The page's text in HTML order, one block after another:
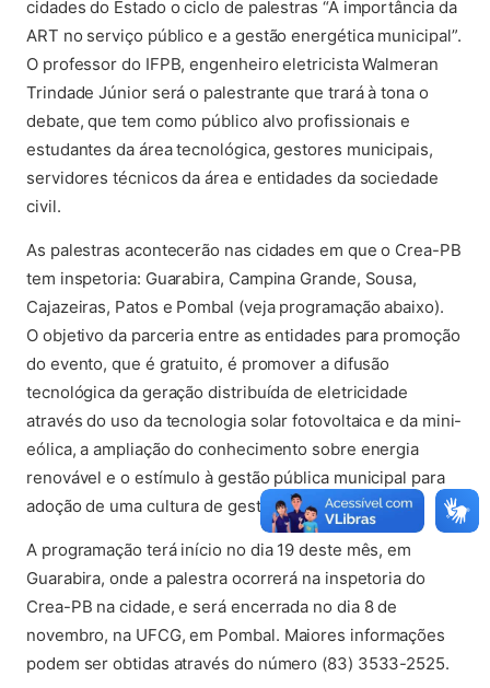
cidades do Estado o ciclo de palestras “A importância da
ART no serviço público e a gestão energética municipal”.
O professor do IFPB, engenheiro eletricista Walmeran
Trindade Júnior será o palestrante que trará à tona o
debate, que tem como público alvo profissionais e
estudantes da área tecnológica, gestores municipais,
servidores técnicos da área e entidades da sociedade
civil.
As palestras acontecerão nas cidades em que o Crea-PB
tem inspetoria: Guarabira, Campina Grande, Sousa,
Cajazeiras, Patos e Pombal (veja programação abaixo).
O objetivo da parceria entre as entidades para promoção
do evento, que é gratuito, é promover a difusão
tecnológica da geração distribuída de eletricidade
através do uso da tecnologia solar fotovoltaica e da mini-
eólica, a ampliação do conhecimento sobre energia
renovável e o estímulo à gestão pública municipal para
adoção de uma cultura de gestão energética.
A programação terá início no dia 19 deste mês, em
Guarabira, onde a palestra ocorrerá na inspetoria do
Crea-PB na cidade, e será encerrada no dia 8 de
novembro, na UFCG, em Pombal. Maiores informações
podem ser obtidas através do número (83) 3533-2525.